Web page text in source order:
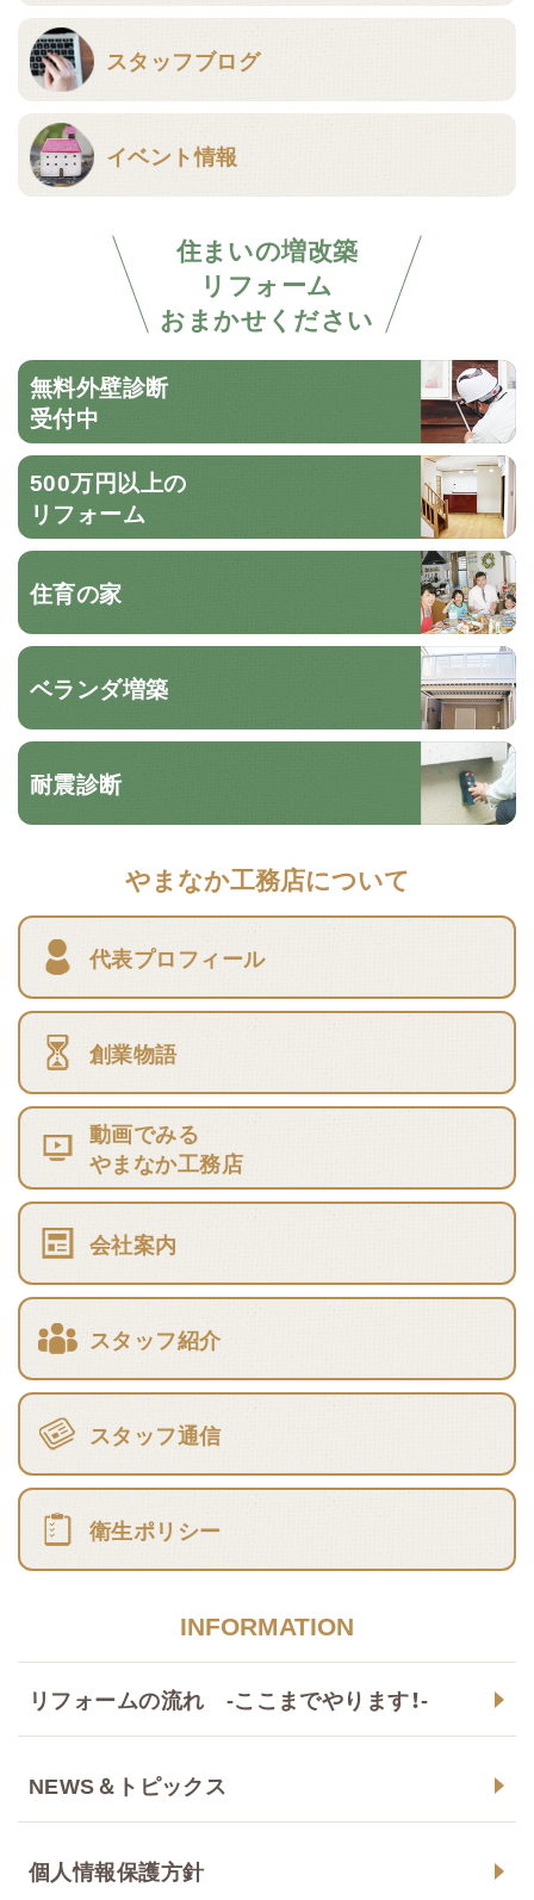
スタッフブログ
イベント情報
住まいの増改築
リフォーム
おまかせください
無料外壁診断
受付中
500万円以上の
リフォーム
住育の家
ベランダ増築
耐震診断
やまなか工務店について
代表プロフィール
創業物語
動画でみる
やまなか工務店
会社案内
スタッフ紹介
スタッフ通信
衛生ポリシー
INFORMATION
リフォームの流れ -ここまでやります！-
NEWS＆トピックス
個人情報保護方針